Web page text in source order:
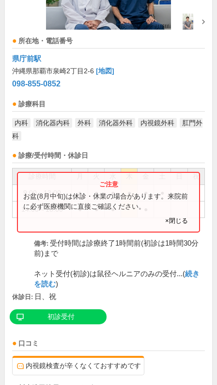
所在地・電話番号
県庁前駅
沖縄県那覇市泉崎2丁目2-6 [地図]
098-855-0852
診療科目
内科 消化器内科 外科 消化器外科 内視鏡外科
肛門外
科
診療/受付時間・休診日
祝
9:00～13:00 ● ● ● ● ●
14:00～18:00 ● ● ●
お盆(8月中旬)は休診・休業の場合があります。来院前
に必ず医療機関に直接ご確認ください。
×閉じる
備考: 受付時間は診療終了1時間前(初診は1時間30分
前)まで
ネット受付(初診)は鼠径ヘルニアのみの受付...(続き
を読む)
休診日: 日、祝
初診受付
口コミ
内視鏡検査が辛くなくておすすめです